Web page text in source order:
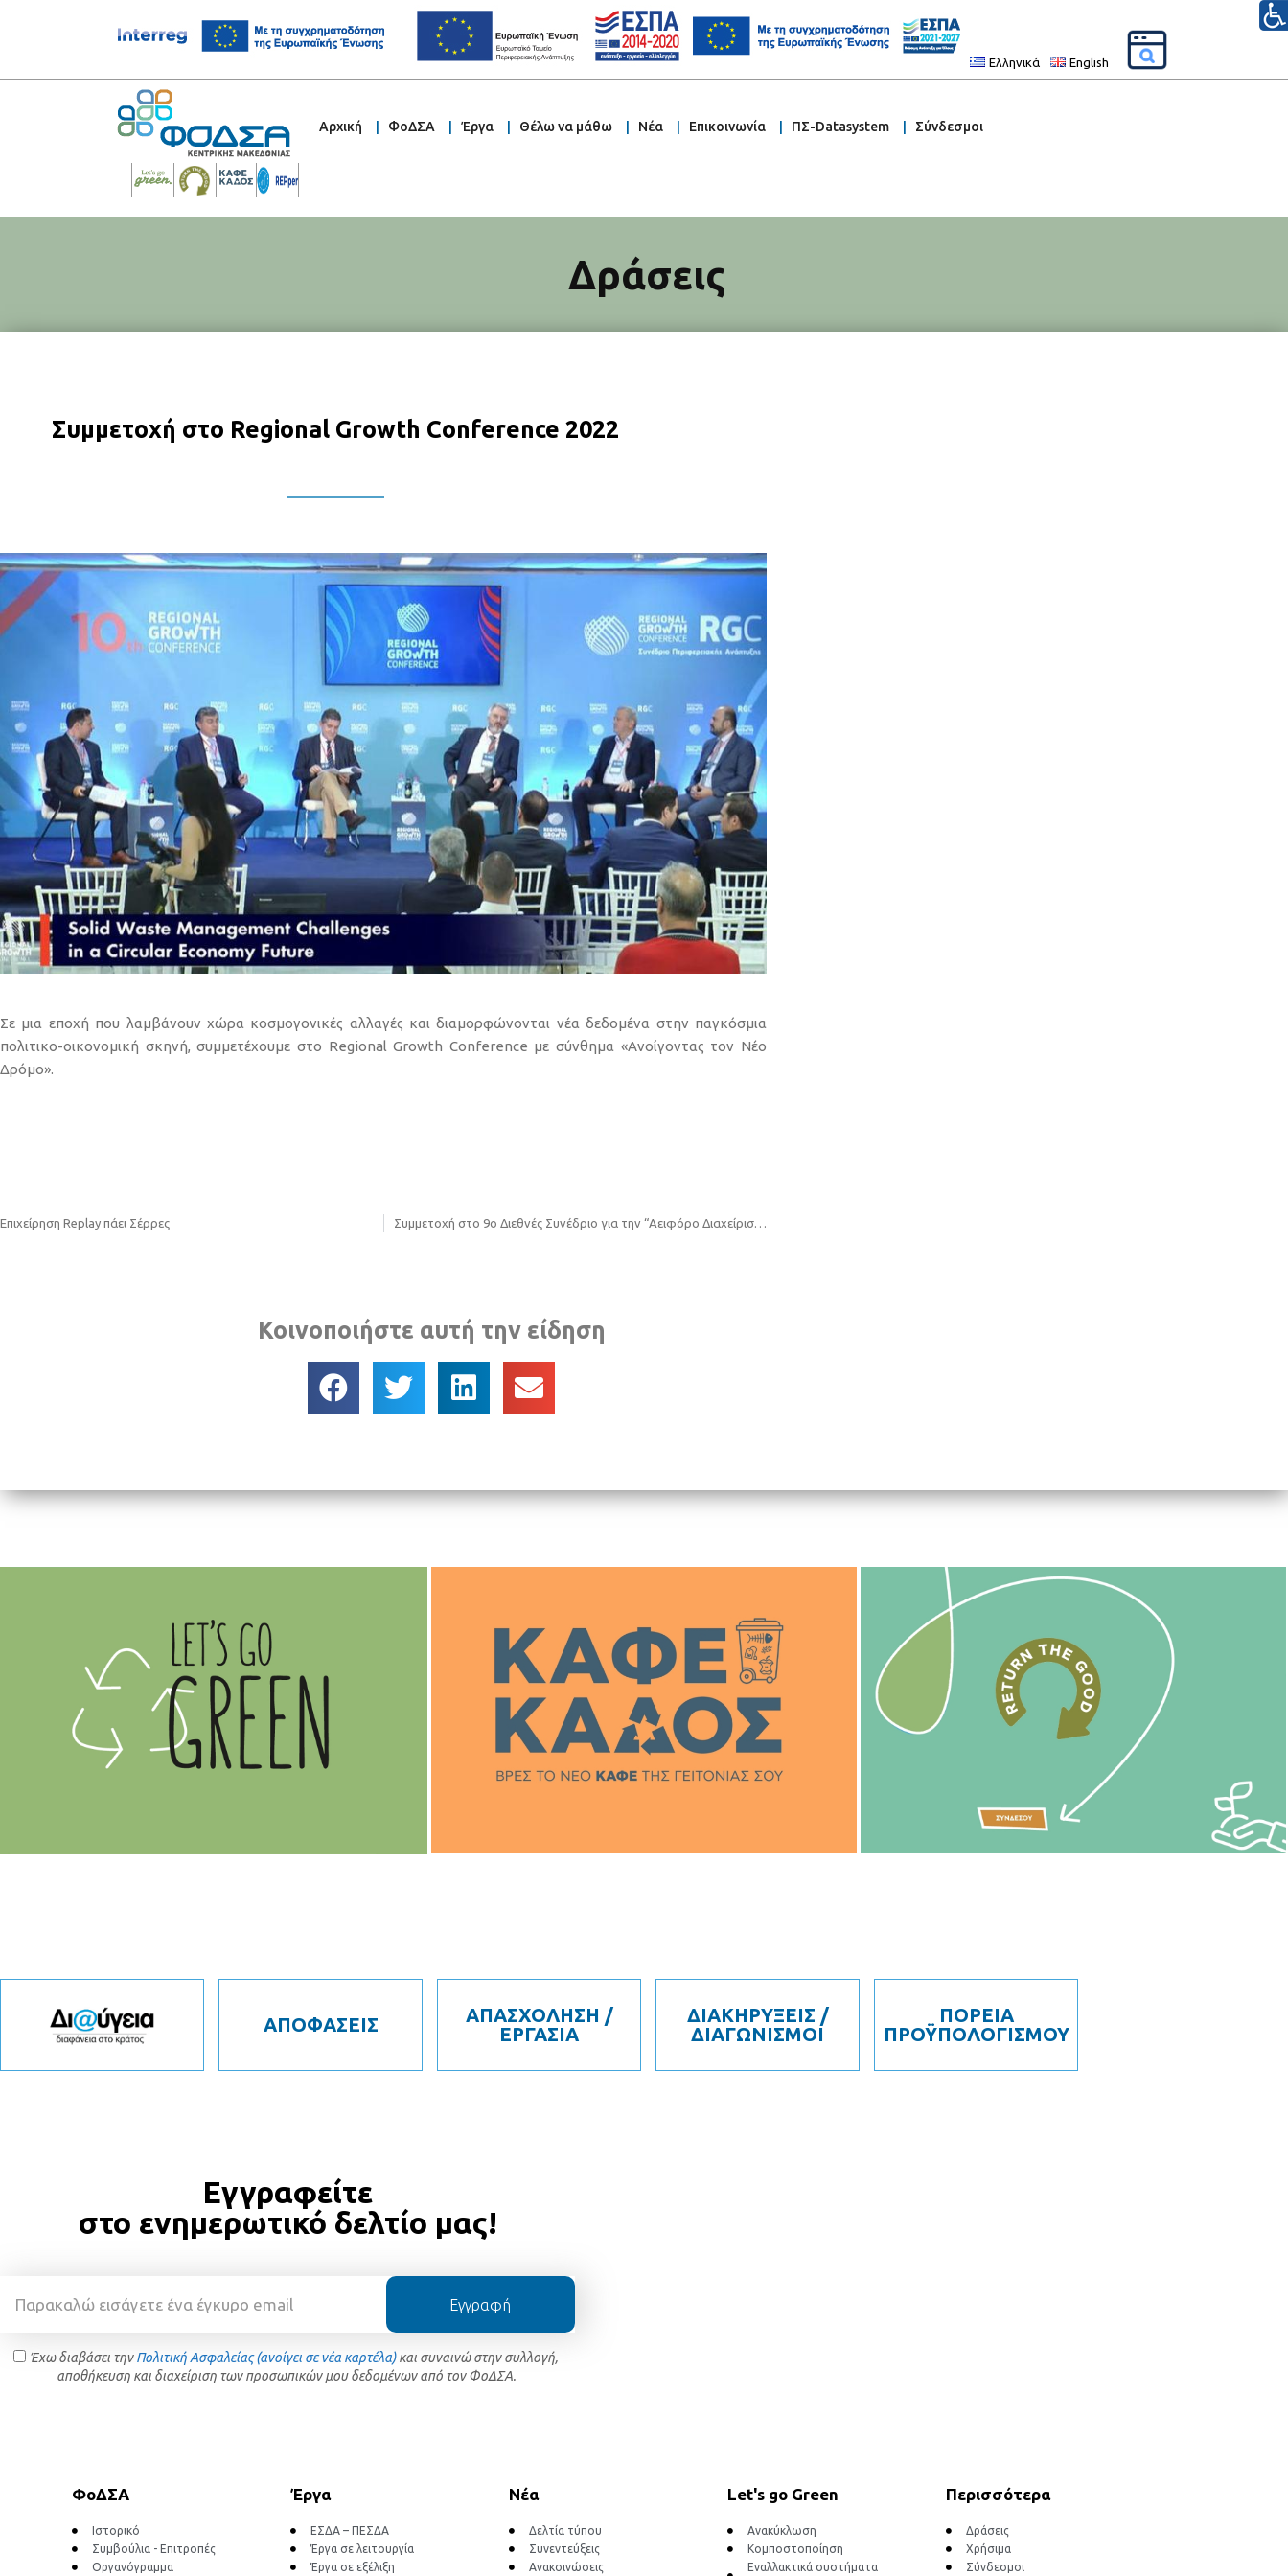
Ελληνικά English
Αρχική ΦοΔΣΑ Έργα Θέλω να μάθω Νέα Επικοινωνία ΠΣ-Datasystem Σύνδεσμοι
Δράσεις
Συμμετοχή στο Regional Growth Conference 2022
Σε μια εποχή που λαμβάνουν χώρα κοσμογονικές αλλαγές και διαμορφώνονται νέα δεδομένα στην παγκόσμια
πολιτικο-οικονομική σκηνή, συμμετέχουμε στο Regional Growth Conference με σύνθημα «Ανοίγοντας τον Νέο
Δρόμο».
Επιχείρηση Replay πάει Σέρρες Συμμετοχή στο 9ο Διεθνές Συνέδριο για την “Αειφόρο Διαχείριση Αποβλήτων” στην Κέρκυρα
Κοινοποιήστε αυτή την είδηση
ΑΠΟΦΑΣΕΙΣ
ΑΠΑΣΧΟΛΗΣΗ /
ΕΡΓΑΣΙΑ
ΔΙΑΚΗΡΥΞΕΙΣ /
ΔΙΑΓΩΝΙΣΜΟΙ
ΠΟΡΕΙΑ
ΠΡΟΫΠΟΛΟΓΙΣΜΟΥ
Εγγραφείτε
στο ενημερωτικό δελτίο μας!
Έχω διαβάσει τηνΠολιτική Ασφαλείας (ανοίγει σε νέα καρτέλα)και συναινώ στην συλλογή,
αποθήκευση και διαχείριση των προσωπικών μου δεδομένων από τον ΦοΔΣΑ.
Εγγραφή
ΦοΔΣΑ
Ιστορικό
Συμβούλια - Επιτροπές
Οργανόγραμμα
Έργα
ΕΣΔΑ – ΠΕΣΔΑ
Έργα σε λειτουργία
Έργα σε εξέλιξη
Νέα
Δελτία τύπου
Συνεντεύξεις
Ανακοινώσεις
Let's go Green
Ανακύκλωση
Κομποστοποίηση
Εναλλακτικά συστήματα
Περισσότερα
Δράσεις
Χρήσιμα
Σύνδεσμοι